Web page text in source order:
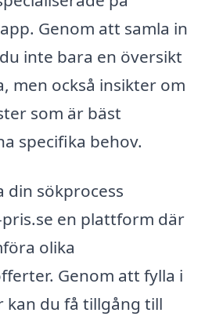
Genom att samla in
inte bara en översikt
men också insikter om
som är bäst
specifika behov.
sökprocess
en plattform där
olika
Genom att fylla i
kan du få tillgång till